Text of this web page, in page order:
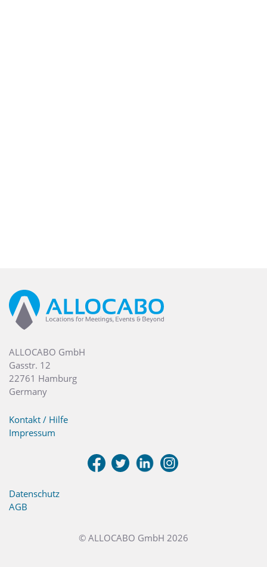
ALLOCABO GmbH
Gasstr. 12
22761 Hamburg
Germany
Kontakt / Hilfe
Impressum
Datenschutz
AGB
© ALLOCABO GmbH 2026